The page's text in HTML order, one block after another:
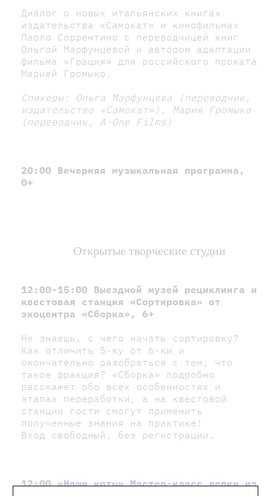
Диалог о новых итальянских книгах
издательства «Самокат» и кинофильмах
Паоло Соррентино с переводчицей книг
Ольгой Марфунцевой и автором адаптации
фильма «Грация» для российского проката
Марией Громыко.
Спикеры: Ольга Марфунцева (переводчик,
издательство «Самокат»), Мария Громыко
(переводчик, A-One Films)
20:00 Вечерняя музыкальная программа,
0+
Открытые творческие студии
12:00-15:00 Выездной музей рециклинга и
квестовая станция «Сортировка» от
экоцентра «Сборка», 6+
Не знаешь, с чего начать сортировку?
Как отличить 5-ку от 6-ки и
окончательно разобраться с тем, что
такое фракция? «Сборка» подробно
расскажет обо всех особенностях и
этапах переработки, а на квестовой
станции гости смогут применить
полученные знания на практике!
Вход свободный, без регистрации.
12:00«Наши коты» Мастер-класс лепки из